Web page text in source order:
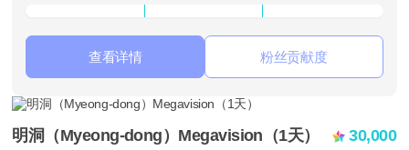
查看详情 粉丝贡献度
明洞（Myeong-dong）Megavision（1天） 30,000